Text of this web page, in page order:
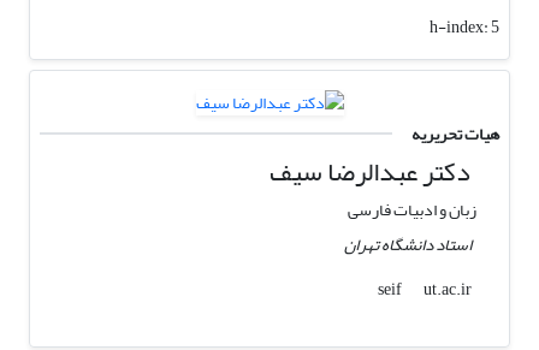
h-index:5
هیات تحریریه
دکتر عبدالرضا سیف
زبان و ادبیات فارسی
استاد دانشگاه تهران
seif
ut.ac.ir